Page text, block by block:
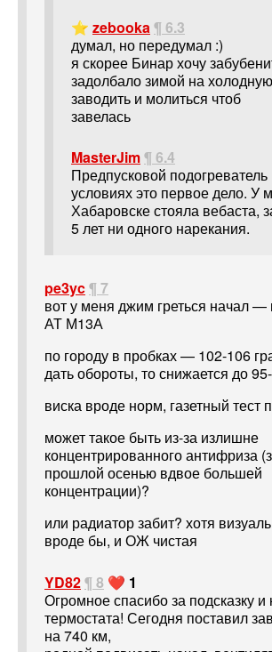
⭐ zebooka ¶ 6.3
думал, но передумал :)
я скорее Бинар хочу
задолбало зимой на
заводить и молиться чтоб
завелась
MasterJim¶ 6.4
Предпусковой
условиях это первое дело. У
Хабаровске стояла вебаста,
5 лет ни одного нарекания.
pe3yc¶ 7
вот у меня джим греться начал —
АТ М13А
по городу в пробках — 102-106
дать обороты, то снижается до
виска вроде норм, газетный тест
может такое быть из-за излишне
концентрированного антифриза
прошлой осенью вдвое большей
концентрации)?
или радиатор забит? хотя
вроде бы, и ОЖ чистая
YD82¶ 8 ❤️ 1
Огромное спасибо за подсказку
термостата! Сегодня поставил
на 740 км,